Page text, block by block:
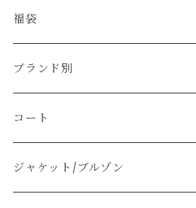
福袋
ブランド別
その他のブランド
Christian Dior
コート
ジャケット/ブルゾン